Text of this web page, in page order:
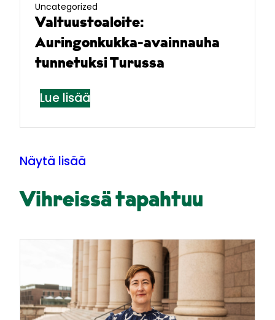
Uncategorized
Valtuustoaloite:
Auringonkukka-avainnauha
tunnetuksi Turussa
Lue lisää
Näytä lisää
Vihreissä tapahtuu